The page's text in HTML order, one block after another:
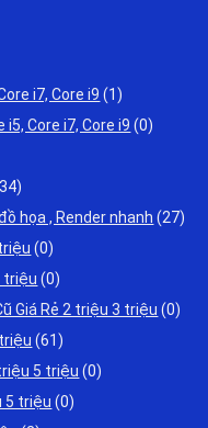
i7, Core i9 (1)
Core i7, Core i9 (0)
họa , Render nhanh (27)
(0)
triệu (0)
Giá Rẻ 2 triệu 3 triệu (0)
(61)
5 triệu (0)
5 triệu (0)